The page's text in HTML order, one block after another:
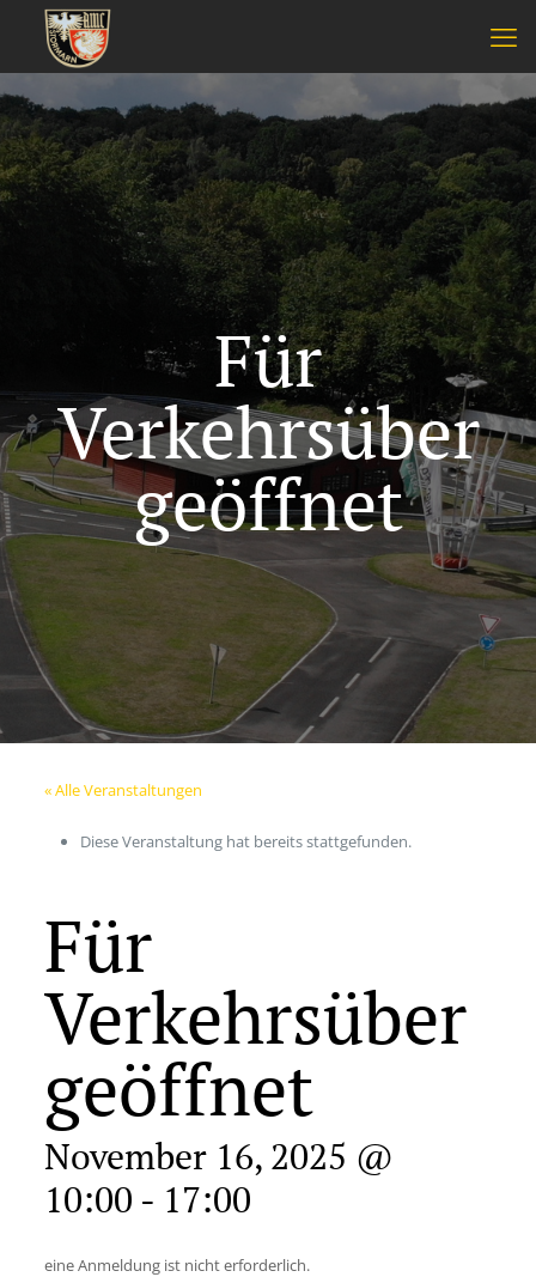
Für
Verkehrsüber
geöffnet
« Alle Veranstaltungen
Diese Veranstaltung hat bereits stattgefunden.
Für
Verkehrsüber
geöffnet
November 16, 2025 @
10:00 - 17:00
eine Anmeldung ist nicht erforderlich.